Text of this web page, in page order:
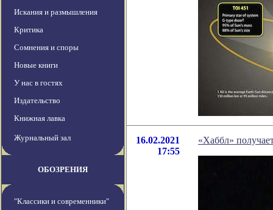
Искания и размышления
Критика
Сомнения и споры
Новые книги
У нас в гостях
Издательство
Книжная лавка
Журнальный зал
ОБОЗРЕНИЯ
"Классики и современники"
16.02.2021
17:55
«Хаббл»